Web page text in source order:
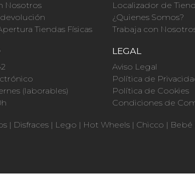
Nosotros
Tiendas Físicas
(laborables)
Localizador de
¿Quienes Somos?
Trabaja con
LEGAL
Aviso Legal
Política de
Política de Cookies
Condiciones de
| Disfraces | Lego | Hot Wheels | Chicco | Bebé